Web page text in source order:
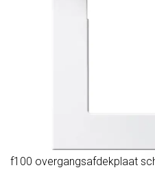
f100 overgangsafdekplaat